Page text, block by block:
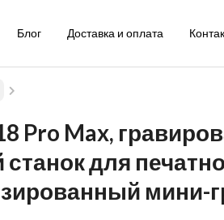
Блог Доставка и оплата
Pro Max,
станок для
мини-